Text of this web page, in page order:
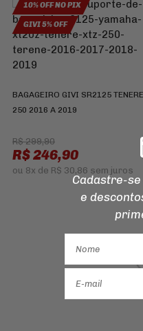
10% OFF NO PIX
GIVI 5% OFF
BAGAGEIRO GIVI SR2125 TENERE
250 2016 A 2019
R$ 299,90
R$ 246,90
ou 8x de R$ 30,86 sem juros
Cadastre-
e